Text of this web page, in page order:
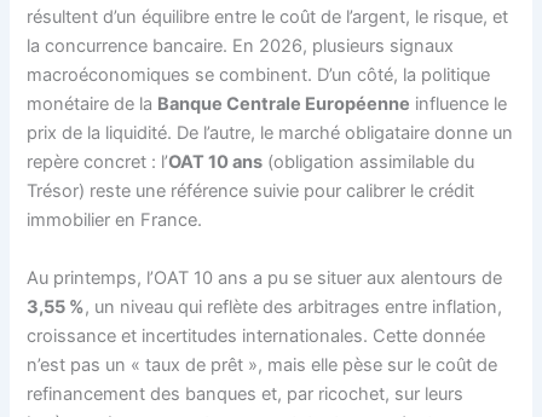
résultent d’un équilibre entre le coût de l’argent, le risque, et
la concurrence bancaire. En 2026, plusieurs signaux
macroéconomiques se combinent. D’un côté, la politique
monétaire de la Banque Centrale Européenne influence le
prix de la liquidité. De l’autre, le marché obligataire donne un
repère concret : l’OAT 10 ans (obligation assimilable du
Trésor) reste une référence suivie pour calibrer le crédit
immobilier en France.
Au printemps, l’OAT 10 ans a pu se situer aux alentours de
3,55 %, un niveau qui reflète des arbitrages entre inflation,
croissance et incertitudes internationales. Cette donnée
n’est pas un « taux de prêt », mais elle pèse sur le coût de
refinancement des banques et, par ricochet, sur leurs